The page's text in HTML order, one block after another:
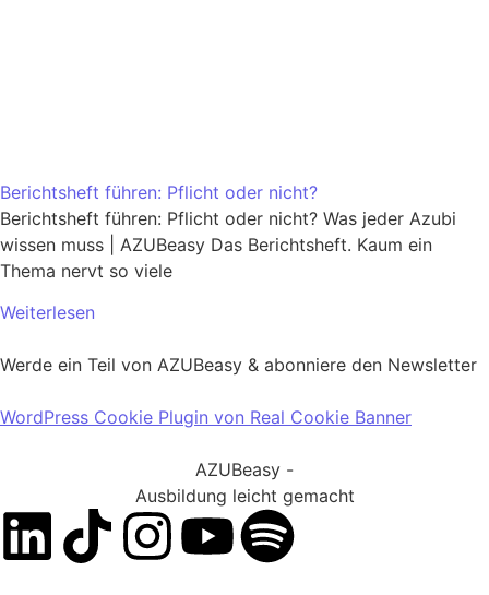
Berichtsheft führen: Pflicht oder nicht?
Berichtsheft führen: Pflicht oder nicht? Was jeder Azubi
wissen muss | AZUBeasy Das Berichtsheft. Kaum ein
Thema nervt so viele
Weiterlesen
Werde ein Teil von AZUBeasy & abonniere den Newsletter
WordPress Cookie Plugin von Real Cookie Banner
AZUBeasy -
Ausbildung leicht gemacht